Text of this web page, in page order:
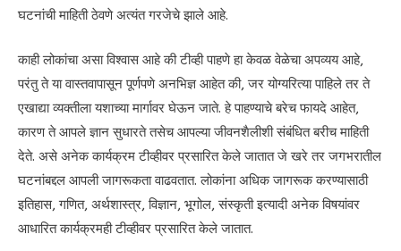
घटनांची माहिती ठेवणे अत्यंत गरजेचे झाले आहे.
काही लोकांचा असा विश्वास आहे की टीव्ही पाहणे हा केवळ वेळेचा अपव्यय आहे,
परंतु ते या वास्तवापासून पूर्णपणे अनभिज्ञ आहेत की, जर योग्यरित्या पाहिले तर ते
एखाद्या व्यक्तीला यशाच्या मार्गावर घेऊन जाते. हे पाहण्याचे बरेच फायदे आहेत,
कारण ते आपले ज्ञान सुधारते तसेच आपल्या जीवनशैलीशी संबंधित बरीच माहिती
देते. असे अनेक कार्यक्रम टीव्हीवर प्रसारित केले जातात जे खरे तर जगभरातील
घटनांबद्दल आपली जागरूकता वाढवतात. लोकांना अधिक जागरूक करण्यासाठी
इतिहास, गणित, अर्थशास्त्र, विज्ञान, भूगोल, संस्कृती इत्यादी अनेक विषयांवर
आधारित कार्यक्रमही टीव्हीवर प्रसारित केले जातात.